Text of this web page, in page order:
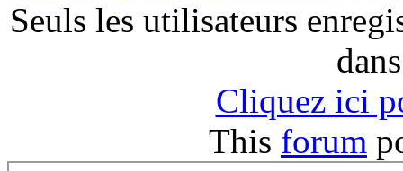
Seuls les utilisateurs
Cliquez ici
This forum